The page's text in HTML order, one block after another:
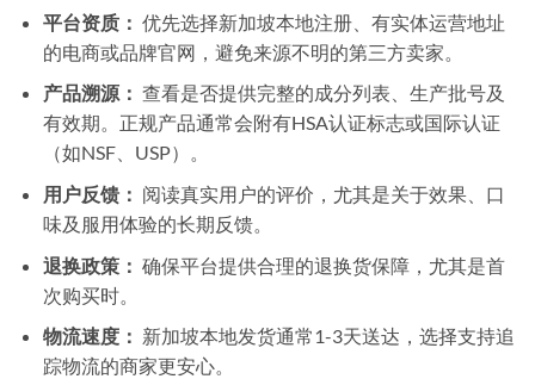
平台资质： 优先选择新加坡本地注册、有实体运营地址
的电商或品牌官网，避免来源不明的第三方卖家。
产品溯源： 查看是否提供完整的成分列表、生产批号及
有效期。正规产品通常会附有HSA认证标志或国际认证
（如NSF、USP）。
用户反馈： 阅读真实用户的评价，尤其是关于效果、口
味及服用体验的长期反馈。
退换政策： 确保平台提供合理的退换货保障，尤其是首
次购买时。
物流速度： 新加坡本地发货通常1-3天送达，选择支持追
踪物流的商家更安心。